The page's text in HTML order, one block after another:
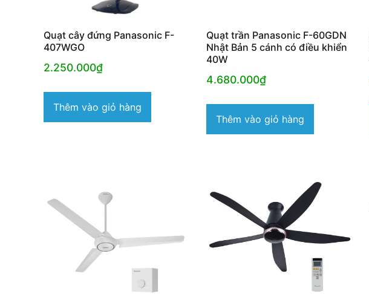
Quạt cây đứng Panasonic F-
407WGO
2.250.000₫
Thêm vào giỏ hàng
Quạt trần Panasonic F-60GDN
Nhật Bản 5 cánh có điều khiển
40W
4.680.000₫
Thêm vào giỏ hàng